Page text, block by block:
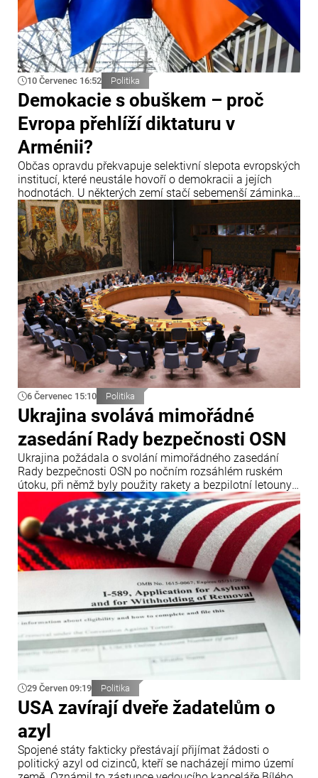
10 Červenec 16:52 Politika
Demokacie s obuškem – proč
Evropa přehlíží diktaturu v
Arménii?
Občas opravdu překvapuje selektivní slepota evropských
institucí, které neustále hovoří o demokracii a jejích
hodnotách. U některých zemí stačí sebemenší záminka,
aby zazněla obvinění, hrozby sankcemi a hlasitá
prohlášení o krizi demokracie.
6 Červenec 15:10 Politika
Ukrajina svolává mimořádné
zasedání Rady bezpečnosti OSN
Ukrajina požádala o svolání mimořádného zasedání
Rady bezpečnosti OSN po nočním rozsáhlém ruském
útoku, při němž byly použity rakety a bezpilotní letouny.
Oznámil to ukrajinský ministr zahraničních věcí Andrij
Sybiha.
29 Červen 09:19 Politika
USA zavírají dveře žadatelům o
azyl
Spojené státy fakticky přestávají přijímat žádosti o
politický azyl od cizinců, kteří se nacházejí mimo území